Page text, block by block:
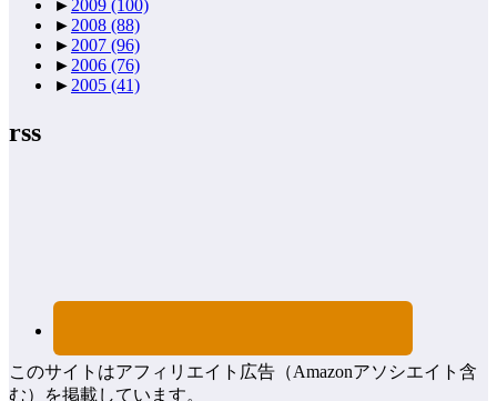
► 2009 (100)
► 2008 (88)
► 2007 (96)
► 2006 (76)
► 2005 (41)
rss
このサイトはアフィリエイト広告（Amazonアソシエイト含
む）を掲載しています。